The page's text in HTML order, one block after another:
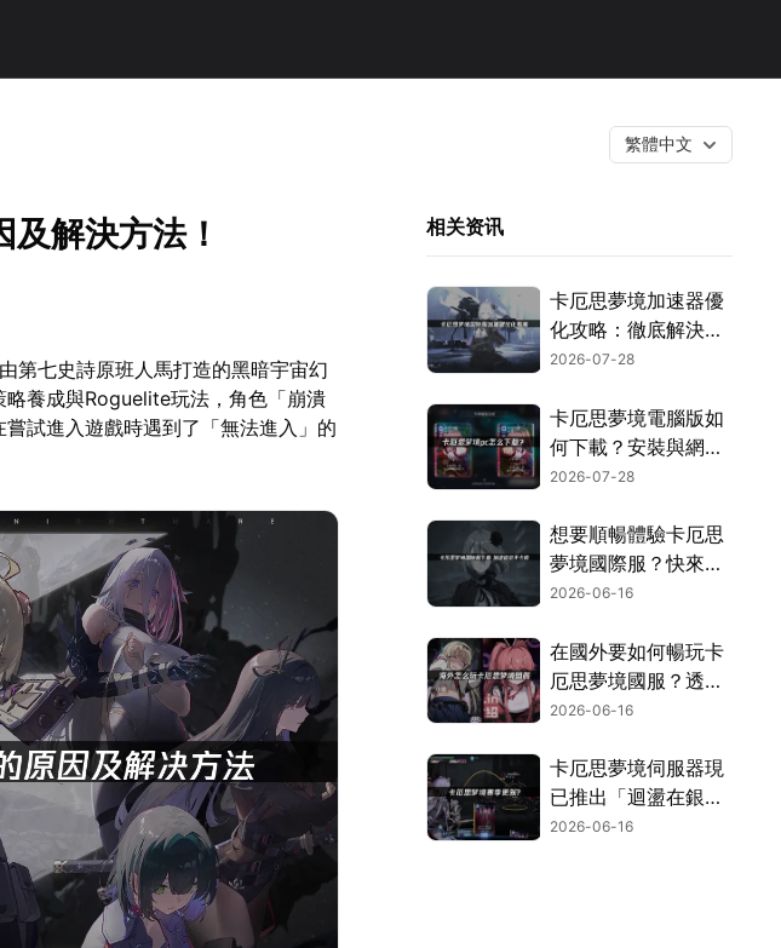
繁體中文
解決方法！
第七史詩原班人馬打造的黑暗宇宙幻
養成與Roguelite玩法，角色「崩潰
試進入遊戲時遇到了「無法進入」的
相关资讯
卡厄思夢境加速器優
化攻略：徹底解決延
遲與卡頓問題！
2026-07-28
卡厄思夢境電腦版如
何下載？安裝與網路
優化完整教學！
2026-07-28
想要順暢體驗卡厄思
夢境國際服？快來參
考這篇下載教學，
暢玩！
2026-06-16
在國外要如何暢玩卡
厄思夢境國服？透過
UU加速器的專屬優
卡頓的遊玩體驗！
2026-06-16
卡厄思夢境伺服器現
已推出「迴盪在銀河
中的歌聲」活動，賽
2026-06-16